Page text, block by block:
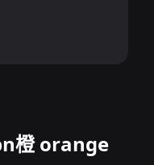
橙 orange